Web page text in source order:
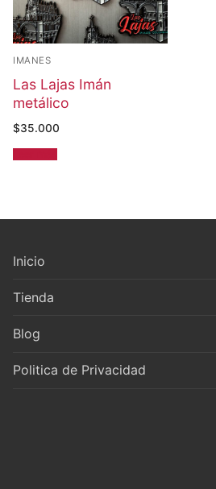
IMANES
Las Lajas Imán
metálico
$35.000
Inicio
Tienda
Blog
Politica de Privacidad